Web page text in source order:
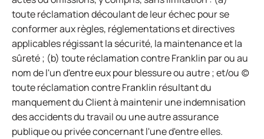
toute réclamation découlant de leur échec pour se
conformer aux règles, réglementations et directives
applicables régissant la sécurité, la maintenance et la
sûreté ; (b) toute réclamation contre Franklin par ou au
nom de l'un d'entre eux pour blessure ou autre ; et/ou (c)
toute réclamation contre Franklin résultant du
manquement du Client à maintenir une indemnisation
des accidents du travail ou une autre assurance
publique ou privée concernant l'une d'entre elles.